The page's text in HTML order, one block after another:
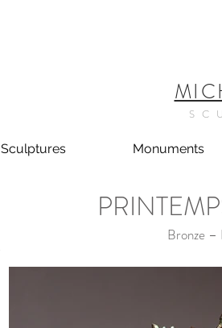
Sculptures Monuments
Bronze –